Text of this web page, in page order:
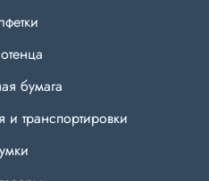
бумага
транспортировки